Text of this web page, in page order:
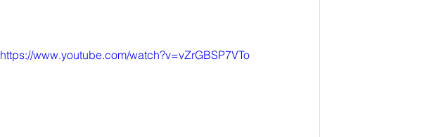
https://www.youtube.com/watch?v=vZrGBSP7VTo